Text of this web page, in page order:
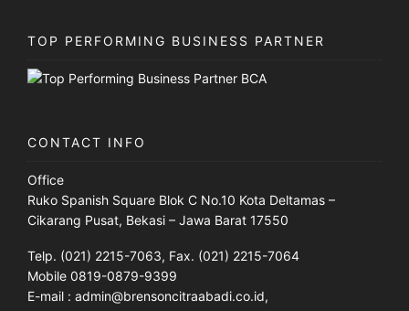
TOP PERFORMING BUSINESS PARTNER
CONTACT INFO
Office
Ruko Spanish Square Blok C No.10 Kota Deltamas –
Cikarang Pusat, Bekasi – Jawa Barat 17550
Telp. (021) 2215-7063, Fax. (021) 2215-7064
Mobile 0819-0879-9399
E-mail : admin@brensoncitraabadi.co.id,